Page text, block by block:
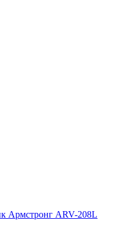
Армстронг ARV-208L